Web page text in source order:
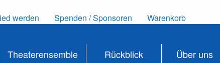
werden Spenden / Sponsoren
Warenkorb
Theaterensemble Rückblick Über uns